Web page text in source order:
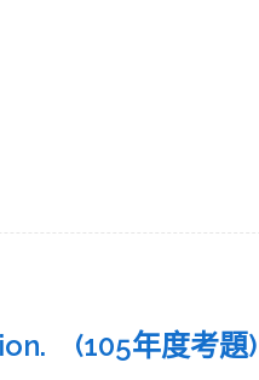
(105年度考題)